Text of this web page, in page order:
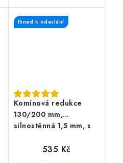
průměru 130 mm. Průměr
komína 180 mm. S těsnící
Komínová redukce
130/200 mm,
silnostěnná 1,5 mm, s
Ihned k odeslání
535 Kč